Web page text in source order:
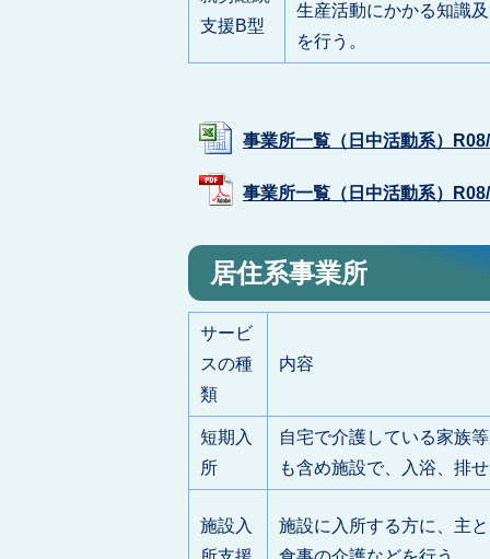
支援B型
生産活動にかかる知識
を行う。
事業所一覧（日中活動系）
事業所一覧（日中活動系）
居住系事業所
サービ
スの種
類
内容
短期入
所
自宅で介護している家族
も含め施設で、入浴、排
施設入
施設に入所する方に、主